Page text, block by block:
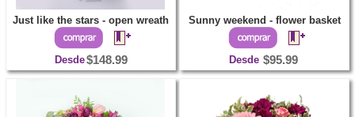
Just like the stars - open wreath
Desde$148.99
Sunny weekend - flower basket
Desde $95.99